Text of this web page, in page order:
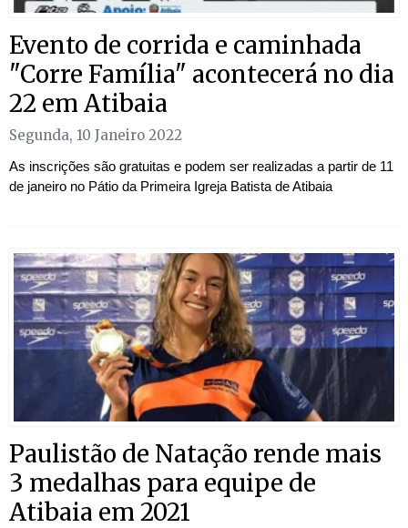
Evento de corrida e caminhada
"Corre Família" acontecerá no dia
22 em Atibaia
Segunda, 10 Janeiro 2022
As inscrições são gratuitas e podem ser realizadas a partir de 11
de janeiro no Pátio da Primeira Igreja Batista de Atibaia
Paulistão de Natação rende mais
3 medalhas para equipe de
Atibaia em 2021